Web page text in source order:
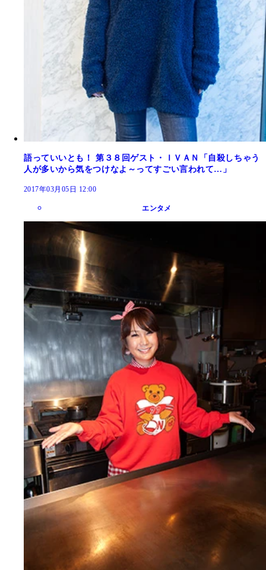
語っていいとも！ 第３８回ゲスト・ＩＶＡＮ「自殺しちゃう
人が多いから気をつけなよ～ってすごい言われて…」
2017年03月05日 12:00
エンタメ